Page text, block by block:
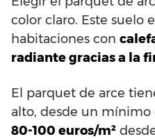
color claro. Este suelo
habitaciones con
radiante gracias a la
El parquet de arce
alto, desde un mínimo
80-100 euros/m²